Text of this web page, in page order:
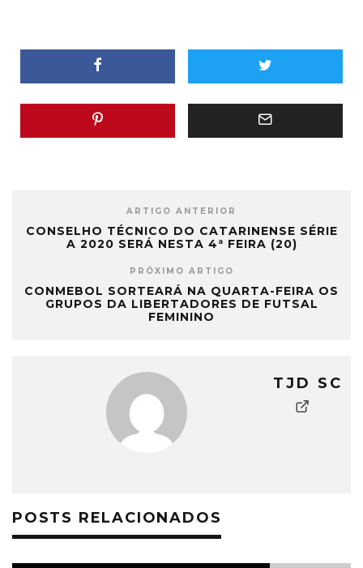
ARTIGO ANTERIOR
CONSELHO TÉCNICO DO CATARINENSE SÉRIE
A 2020 SERÁ NESTA 4ª FEIRA (20)
PRÓXIMO ARTIGO
CONMEBOL SORTEARÁ NA QUARTA-FEIRA OS
GRUPOS DA LIBERTADORES DE FUTSAL
FEMININO
TJD SC
POSTS RELACIONADOS